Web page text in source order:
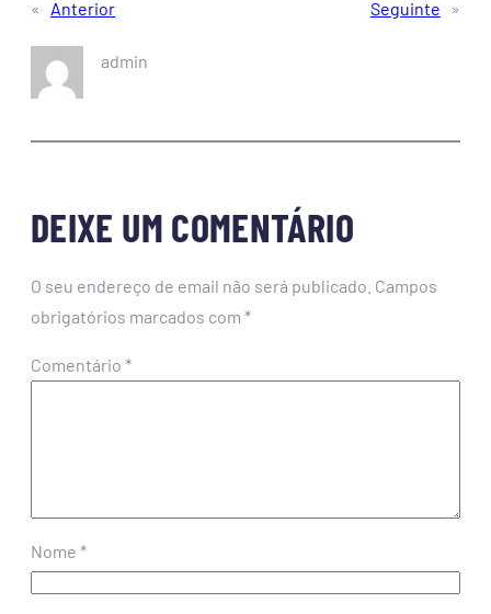
« Anterior Seguinte »
admin
DEIXE UM COMENTÁRIO
O seu endereço de email não será publicado. Campos
obrigatórios marcados com *
Comentário *
Nome *